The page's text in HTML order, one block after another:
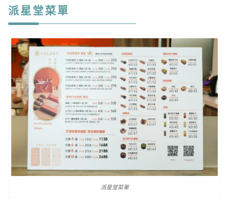
派星堂菜單
派星堂菜單